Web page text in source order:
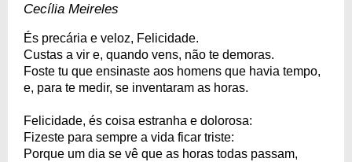
Cecília Meireles
És precária e veloz, Felicidade.
Custas a vir e, quando vens, não te demoras.
Foste tu que ensinaste aos homens que havia tempo,
e, para te medir, se inventaram as horas.
Felicidade, és coisa estranha e dolorosa:
Fizeste para sempre a vida ficar triste:
Porque um dia se vê que as horas todas passam,